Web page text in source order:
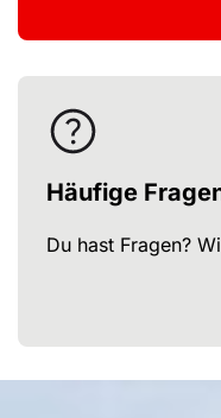
Häufige
Du hast Fragen?